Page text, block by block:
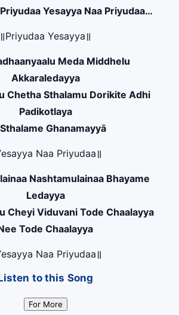
Yesayya Naa Priyudaa…
॥Priyudaa Yesayya॥
Meda Middhelu
Akkaraledayya
Chetha Sthalamu Dorikite Adhi
Padikotlaya
Ghanamayyā
Naa Priyudaa॥
Nashtamulainaa Bhayame
Ledayya
Cheyi Viduvani Tode Chaalayya
Tode Chaalayya
Naa Priyudaa॥
to this Song
For More